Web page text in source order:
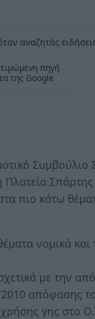
αναζητάς
πηγή
της Google
Συμβούλιο
πιο κάτω
νομικά και
με την
απόφασης
γης στο